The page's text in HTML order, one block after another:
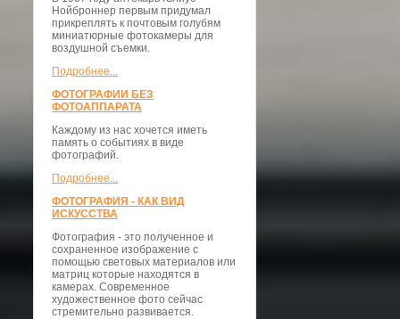
Нойброннер первым придумал
прикреплять к почтовым голубям
миниатюрные фотокамеры для
воздушной съемки.
Подробнее...
ФОТОГРАФИИ БЕЗ
ФОТОАППАРАТА
Каждому из нас хочется иметь
память о событиях в виде
фотографий.
Подробнее...
ФОТОГРАФИЯ - КАК ВИД
ИСКУССТВА
Фотография - это полученное и
сохраненное изображение с
помощью световых материалов или
матриц которые находятся в
камерах. Современное
художественное фото сейчас
стремительно развивается.